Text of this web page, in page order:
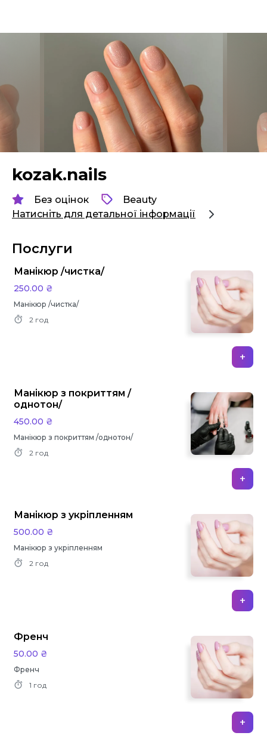
kozak.nails
Без оцінок
Beauty
Натисніть для детальної інформації
Послуги
Манікюр /чистка/
250.00 ₴
Манікюр /чистка/
2 год
+
Манікюр з покриттям /
однотон/
450.00 ₴
Манікюр з покриттям /однотон/
2 год
+
Манікюр з укріпленням
500.00 ₴
Манікюр з укріпленням
2 год
+
Френч
50.00 ₴
Френч
1 год
+